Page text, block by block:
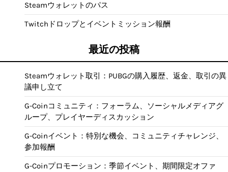
Steamウォレットのパス
Twitchドロップとイベントミッション報酬
最近の投稿
Steamウォレット取引：PUBGの購入履歴、返金、取引の異
議申し立て
G-Coinコミュニティ：フォーラム、ソーシャルメディアグ
ループ、プレイヤーディスカッション
G-Coinイベント：特別な機会、コミュニティチャレンジ、
参加報酬
G-Coinプロモーション：季節イベント、期間限定オファ